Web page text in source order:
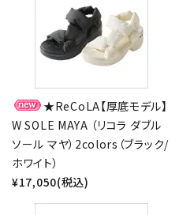
★ReCoLA【厚底モデル】
W SOLE MAYA （リコラ ダブル
ソール マヤ）2colors（ブラック/
ホワイト）
¥17,050(税込)